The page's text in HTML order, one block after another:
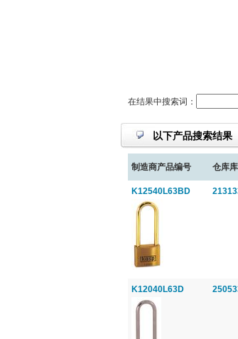
在结果中搜索词：
以下产品搜索结果
制造商产品编号 仓库
K12540L63BD
K12040L63D